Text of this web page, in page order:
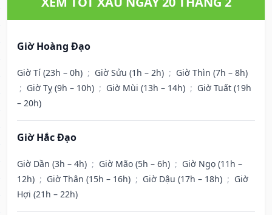
Giờ Hoàng Đạo
Giờ Tí (23h – 0h) ; Giờ Sửu (1h – 2h) ; Giờ Thìn (7h – 8h)
; Giờ Tỵ (9h – 10h) ; Giờ Mùi (13h – 14h) ; Giờ Tuất (19h
– 20h)
Giờ Hắc Đạo
Giờ Dần (3h – 4h) ; Giờ Mão (5h – 6h) ; Giờ Ngọ (11h –
12h) ; Giờ Thân (15h – 16h) ; Giờ Dậu (17h – 18h) ; Giờ
Hợi (21h – 22h)